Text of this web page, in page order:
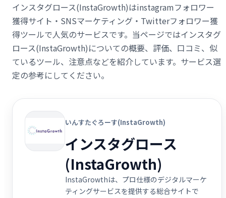
インスタグロース(InstaGrowth)はinstagramフォロワー
獲得サイト・SNSマーケティング・Twitterフォロワー獲
得ツールで人気のサービスです。当ページではインスタグ
ロース(InstaGrowth)についての概要、評価、口コミ、似
ているツール、注意点などを紹介しています。サービス選
定の参考にしてください。
いんすたぐろーす(InstaGrowth)
インスタグロース
(InstaGrowth)
InstaGrowthは、プロ仕様のデジタルマーケ
ティングサービスを提供する総合サイトで